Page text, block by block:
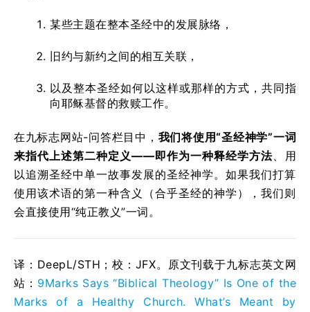
某些主题在整本圣经中的发展脉络，
旧约与新约之间的相互关联，
以及整本圣经如何以这样或那样的方式，共同指
向耶稣基督的救赎工作。
在九标志网站-问答栏目中， 我们将使用“圣经神学”一词
来指代上述第二种定义——即作为一种释经学方法 、用
以追溯圣经中单一故事发展的圣经神学。如果我们打算
使用该术语的第一种含义（合乎圣经的神学），我们则
会直接使用“纯正教义”一词。
译：DeepL/STH；校： JFX。原文刊载于九标志英文网
站： 9Marks Says “Biblical Theology” Is One of the
Marks of a Healthy Church. What’s Meant by